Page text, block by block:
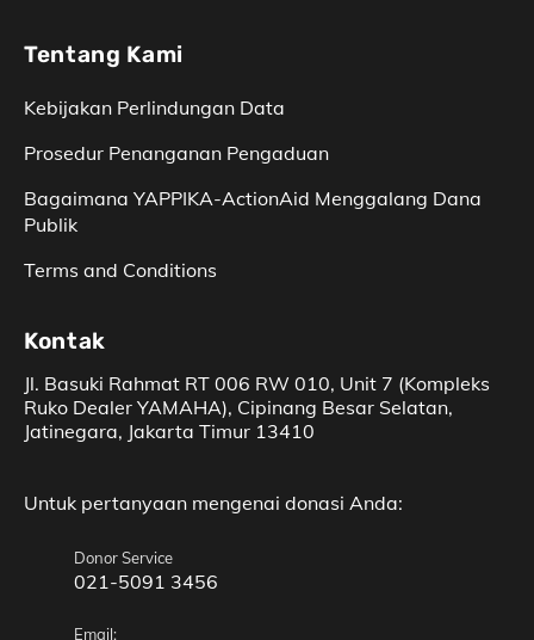
Tentang Kami
Kebijakan Perlindungan Data
Prosedur Penanganan Pengaduan
Bagaimana YAPPIKA-­ActionAid Menggalang Dana
Publik
Terms and Conditions
Kontak
Jl. Basuki Rahmat RT 006 RW 010, Unit 7 (Kompleks
Ruko Dealer YAMAHA), Cipinang Besar Selatan,
Jatinegara, Jakarta Timur 13410
Untuk pertanyaan mengenai donasi Anda:
Donor Service
021-5091 3456
Email: